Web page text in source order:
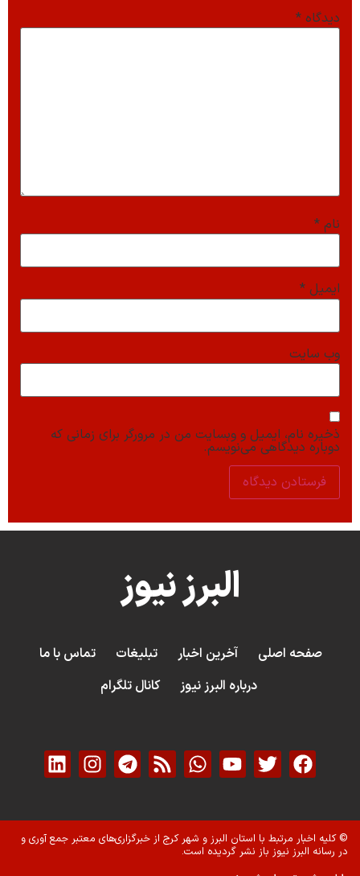
دیدگاه *
نام *
ایمیل *
وب‌ سایت
ذخیره نام، ایمیل و وبسایت من در مرورگر برای زمانی که
دوباره دیدگاهی می‌نویسم.
البرز نیوز
صفحه اصلی آخرین اخبار تبلیغات
تماس با ما
درباره البرز نیوز
کانال تلگرام
© کلیه اخبار مرتبط با استان البرز و شهر کرج از خبرگزاری‌های معتبر جمع آوری و
در رسانه البرز نیوز باز نشر گردیده است.